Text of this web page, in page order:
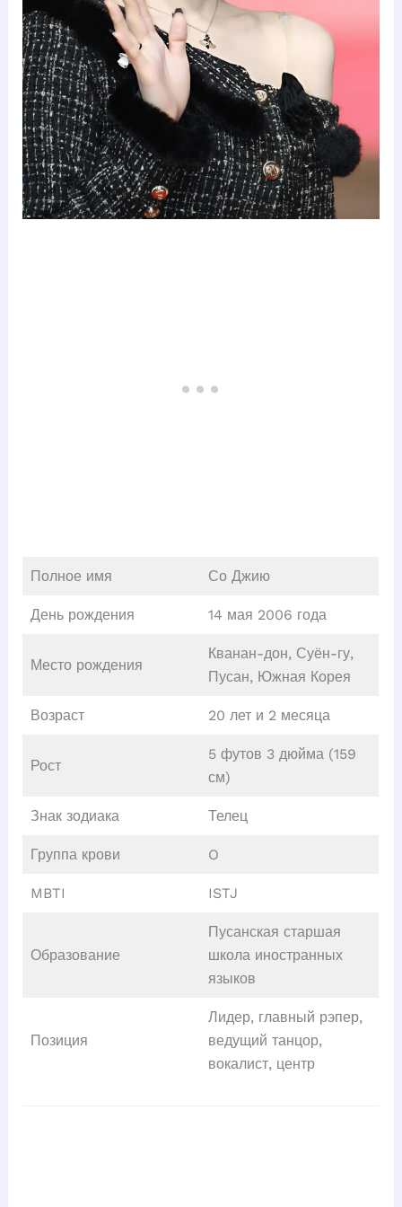
Полное имя Со Джию
День рождения 14 мая 2006 года
Место рождения
Кванан-дон, Суён-гу,
Пусан, Южная Корея
Возраст 20 лет и 2 месяца
Рост
5 футов 3 дюйма (159
см)
Знак зодиака Телец
Группа крови O
MBTI ISTJ
Образование
Пусанская старшая
школа иностранных
языков
Позиция
Лидер, главный рэпер,
ведущий танцор,
вокалист, центр